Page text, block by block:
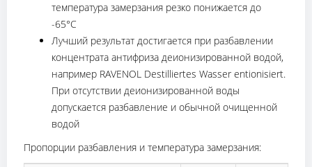
температура замерзания резко понижается до
-65°С
Лучший результат достигается при разбавлении
концентрата антифриза деионизированной водой,
например RAVENOL Destilliertes Wasser entionisiert.
При отсутствии деионизированной воды
допускается разбавление и обычной очищенной
водой
Пропорции разбавления и температура замерзания: